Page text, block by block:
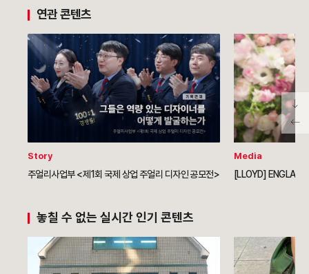
연관 콘텐츠
Story
주얼리사업부 <제1회 국제 상업 주얼리 디자인 공모전>
Media
[LLOYD]
놓칠 수 없는 실시간 인기 콘텐츠